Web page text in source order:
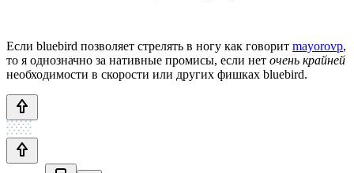
Если bluebird позволяет стрелять в ногу как говорит mayorovp,
то я однозначно за нативные промисы, если нет очень крайней
необходимости в скорости или других фишках bluebird.